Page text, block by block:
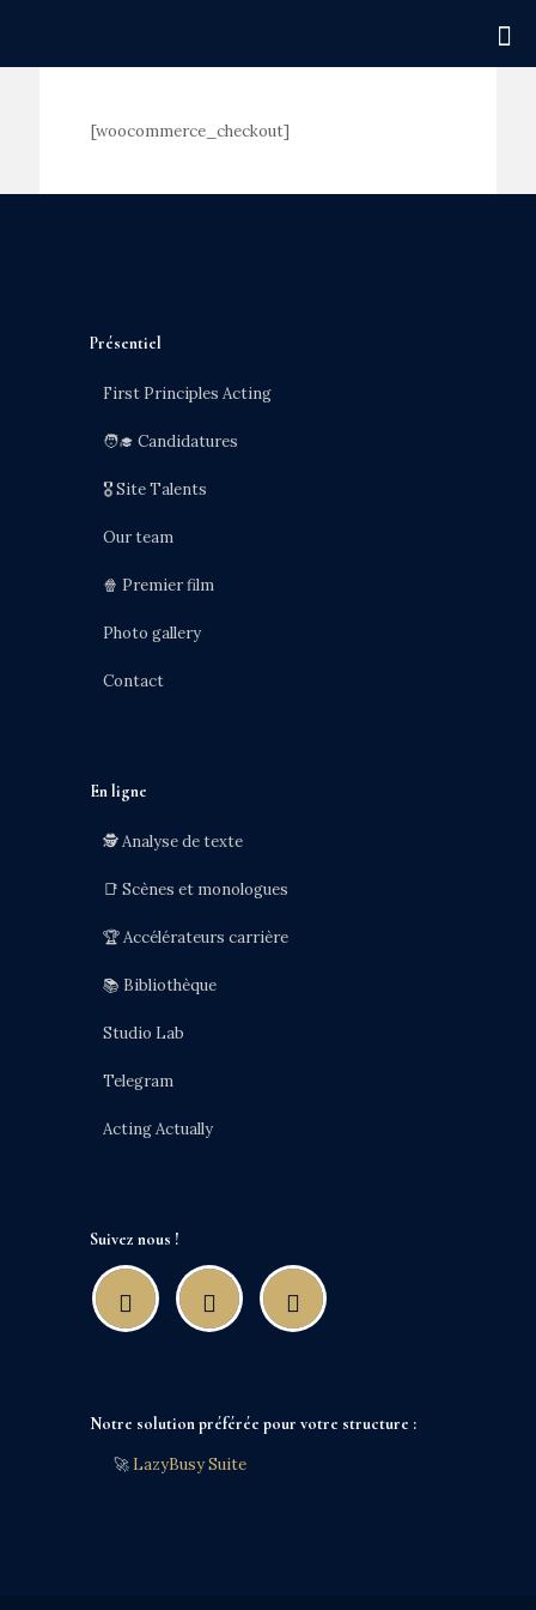
[woocommerce_checkout]
Présentiel
First Principles Acting
🧑‍🎓 Candidatures
🎖️ Site Talents
Our team
🍿 Premier film
Photo gallery
Contact
En ligne
🕵️ Analyse de texte
📑 Scènes et monologues
🏆 Accélérateurs carrière
📚 Bibliothèque
Studio Lab
Telegram
Acting Actually
Suivez nous !
Notre solution préférée pour votre structure :
🚀 LazyBusy Suite